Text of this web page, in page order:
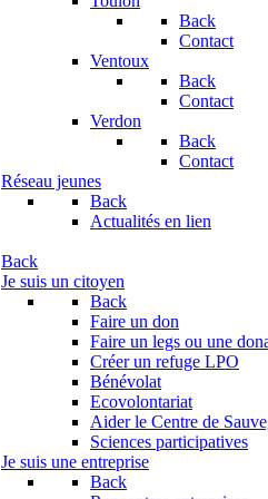
Back
Contact
Ventoux
Back
Contact
Verdon
Back
Contact
Réseau jeunes
Back
Actualités en lien
Back
Je suis un citoyen
Back
Faire un don
Faire un legs ou une
Créer un refuge LPO
Bénévolat
Ecovolontariat
Aider le Centre de
Sciences participatives
Je suis une entreprise
Back